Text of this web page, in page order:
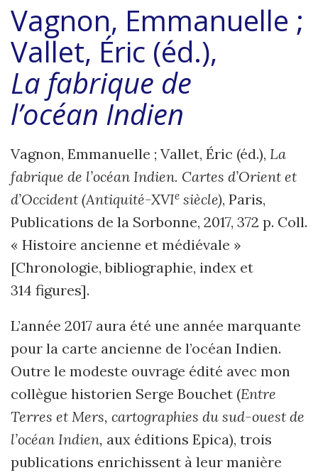
Vagnon, Emmanuelle ;
Vallet, Éric (éd.),
La fabrique de
l’océan Indien
Vagnon, Emmanuelle ; Vallet, Éric (éd.), La
fabrique de l’océan Indien. Cartes d’Orient et
d’Occident (Antiquité-XVIe siècle), Paris,
Publications de la Sorbonne, 2017, 372 p. Coll.
« Histoire ancienne et médiévale »
[Chronologie, bibliographie, index et
314 figures].
L’année 2017 aura été une année marquante
pour la carte ancienne de l’océan Indien.
Outre le modeste ouvrage édité avec mon
collègue historien Serge Bouchet (Entre
Terres et Mers, cartographies du sud-ouest de
l’océan Indien, aux éditions Epica), trois
publications enrichissent à leur manière